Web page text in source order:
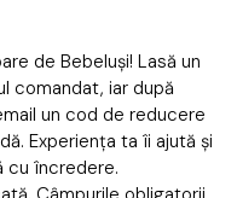
de Bebeluși! Lasă un
comandat, iar după
un cod de reducere
Experiența ta îi ajută și
cu încredere.